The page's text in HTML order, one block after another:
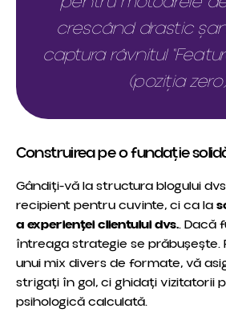
crescând drastic
captura râvnitul
(poziția
Construirea pe o fundație
Gândiți-vă la structura blogului
recipient pentru cuvinte, ci ca la
a experienței clientului dvs.. Dacă
întreaga strategie se prăbușește.
unui mix divers de formate, vă
strigați în gol, ci ghidați vizitatorii
psihologică calculată.